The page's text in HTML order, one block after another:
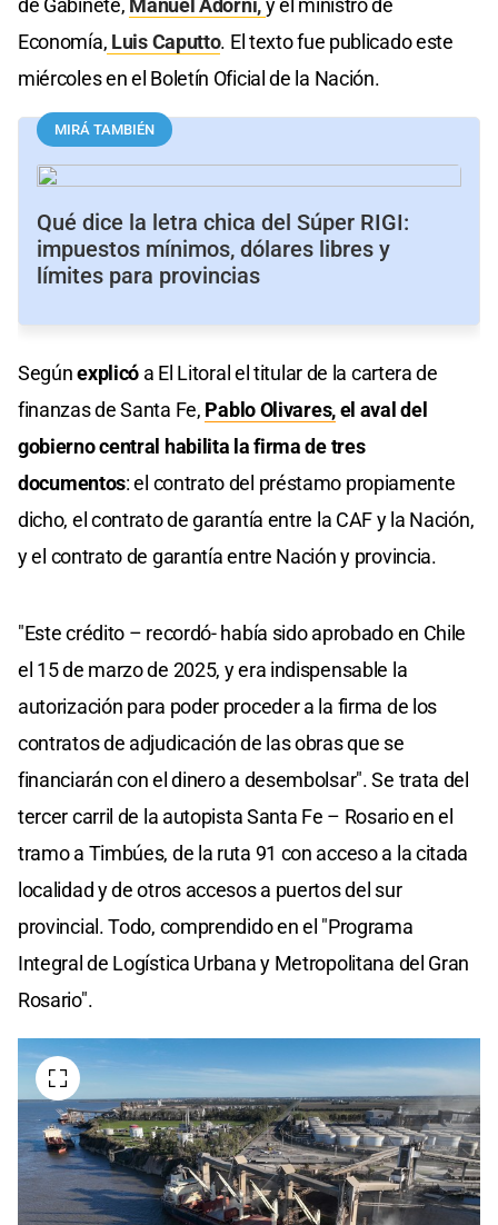
de Gabinete, Manuel Adorni,y el ministro de
Economía, Luis Caputto. El texto fue publicado este
miércoles en el Boletín Oficial de la Nación.
MIRÁ TAMBIÉN
Qué dice la letra chica del Súper RIGI:
impuestos mínimos, dólares libres y
límites para provincias
Segúnexplicó a El Litoral el titular de la cartera de
finanzas de Santa Fe, Pablo Olivares,el aval del
gobierno central habilita la firma de tres
documentos: el contrato del préstamo propiamente
dicho, el contrato de garantía entre la CAF y la Nación,
y el contrato de garantía entre Nación y provincia.
"Este crédito – recordó- había sido aprobado en Chile
el 15 de marzo de 2025, y era indispensable la
autorización para poder proceder a la firma de los
contratos de adjudicación de las obras que se
financiarán con el dinero a desembolsar". Se trata del
tercer carril de la autopista Santa Fe – Rosario en el
tramo a Timbúes, de la ruta 91 con acceso a la citada
localidad y de otros accesos a puertos del sur
provincial. Todo, comprendido en el "Programa
Integral de Logística Urbana y Metropolitana del Gran
Rosario".